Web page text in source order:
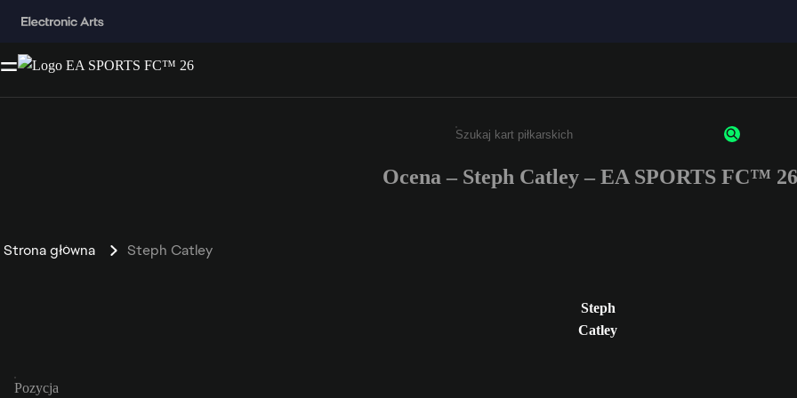
Wpisz co najmniej 3 znaki lub cyfry.
Ocena – Steph Catley – EA SPORTS FC™
Strona główna Steph Catley
Steph
Catley
Pozycja